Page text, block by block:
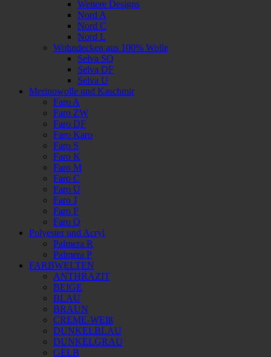
Weitere Designs
Nord A
Nord C
Nord L
Wohndecken aus 100% Wolle
Selva SQ
Selva DF
Selva U
Merinowolle und Kaschmir
Faro A
Faro ZW
Faro DF
Faro Karo
Faro S
Faro K
Faro M
Faro C
Faro U
Faro J
Faro F
Faro Q
Polyester und Acryl
Palmera R
Palmera P
FARBWELTEN
ANTHRAZIT
BEIGE
BLAU
BRAUN
CREME-WEIß
DUNKELBLAU
DUNKELGRAU
GELB